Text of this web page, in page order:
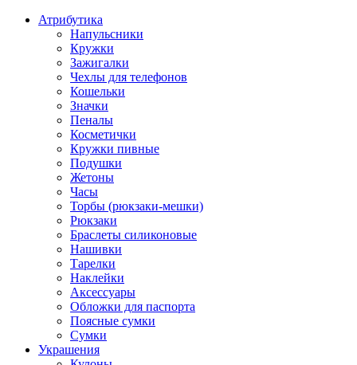
Атрибутика
Напульсники
Кружки
Зажигалки
Чехлы для телефонов
Кошельки
Значки
Пеналы
Косметички
Кружки пивные
Подушки
Жетоны
Часы
Торбы (рюкзаки-мешки)
Рюкзаки
Браслеты силиконовые
Нашивки
Тарелки
Наклейки
Аксессуары
Обложки для паспорта
Поясные сумки
Сумки
Украшения